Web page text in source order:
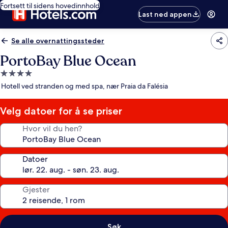
Fortsett til sidens hovedinnhold
Last ned appen
Se alle overnattingssteder
PortoBay Blue Ocean
Overnattingssted
med
stjerner
Hotell ved stranden og med spa, nær Praia da Falésia
Velg datoer for å se priser
Hvor vil du hen?
Datoer
Gjester